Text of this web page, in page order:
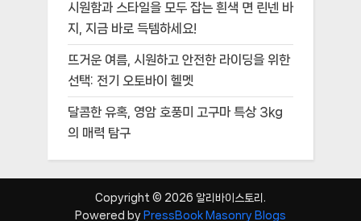
시원함과 스타일을 모두 잡는 흰색 면 린넨 바
지, 지금 바로 득템하세요!
뜨거운 여름, 시원하고 안전한 라이딩을 위한
선택: 전기 오토바이 헬멧
달콤한 유혹, 영암 호풍미 고구마 특상 3kg
의 매력 탐구
Copyright © 2026 알리바이스토리.
Powered by PressBook Masonry Blogs